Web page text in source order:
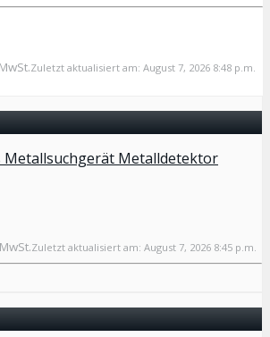
Zuletzt aktualisiert am: August 7, 2026 8:48 p.m.
Metallsuchgerät Metalldetektor
Zuletzt aktualisiert am: August 7, 2026 8:45 p.m.